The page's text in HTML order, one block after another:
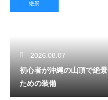
絶景
2026.08.07
初心者が沖縄の山頂で絶
ための装備